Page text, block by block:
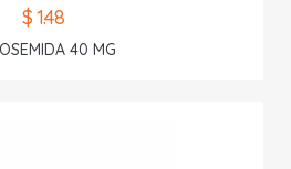
$ 1.48
40 MG